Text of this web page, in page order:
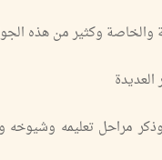
والخاصة وكثير من هذه
مراحل تعليمه وشيوخه